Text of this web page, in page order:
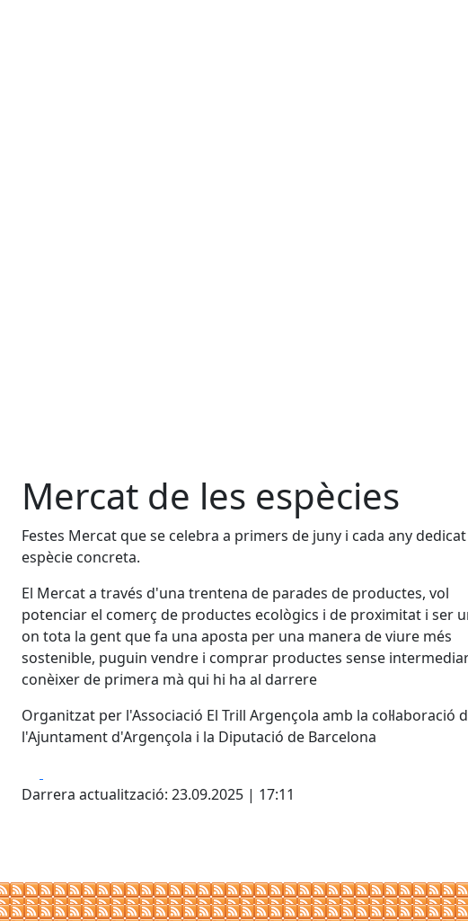
Mercat de les espècies
Festes Mercat que se celebra a primers de juny i cada any
espècie concreta.
El Mercat a través d'una trentena de parades de productes, vol
potenciar el comerç de productes ecològics i de proximitat i ser
on tota la gent que fa una aposta per una manera de viure més
sostenible, puguin vendre i comprar productes sense
conèixer de primera mà qui hi ha al darrere
Organitzat per l'Associació El Trill Argençola amb la col·laboració
l'Ajuntament d'Argençola i la Diputació de Barcelona
Darrera actualització: 23.09.2025 | 17:11